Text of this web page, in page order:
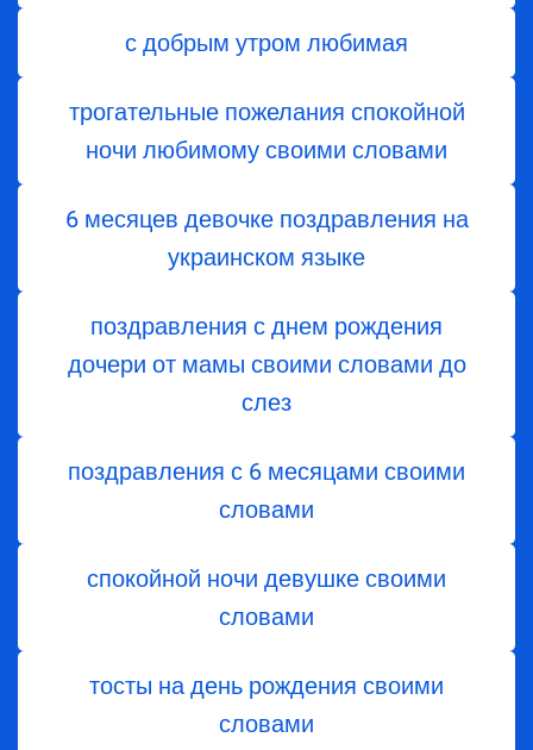
с добрым утром любимая
трогательные пожелания спокойной
ночи любимому своими словами
6 месяцев девочке поздравления на
украинском языке
поздравления с днем ​​рождения
дочери от мамы своими словами до
слез
поздравления с 6 месяцами своими
словами
спокойной ночи девушке своими
словами
тосты на день рождения своими
словами